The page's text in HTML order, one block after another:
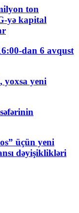
ton
yə kapital
dan 6 avqust
yoxsa yeni
üçün yeni
dəyişiklikləri